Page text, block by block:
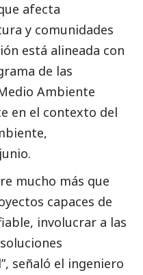
afecta
y comunidades
está alineada con
de las
Ambiente
en el contexto del
mucho más que
capaces de
involucrar a las
señaló el ingeniero